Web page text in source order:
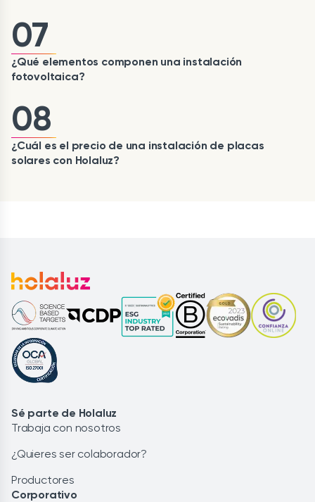
07
¿Qué elementos componen una instalación
fotovoltaica?
08
¿Cuál es el precio de una instalación de placas
solares con Holaluz?
Sé parte de Holaluz
Trabaja con nosotros
¿Quieres ser colaborador?
Productores
Corporativo